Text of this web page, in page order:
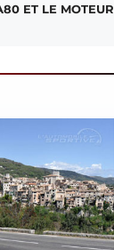
ET LE MOTEUR